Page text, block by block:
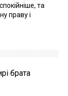
та
праву і
брата